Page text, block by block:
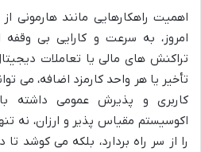
اهمیت راهکارهایی مانند هارمونی
امروز، به سرعت و کارایی بی
تراکنش های مالی یا تعاملات
تأخیر یا هر واحد کارمزد اضافه، می
کاربری و پذیرش عمومی داشته
اکوسیستم مقیاس پذیر و ارزان، نه
را از سر راه بردارد، بلکه می کوشد